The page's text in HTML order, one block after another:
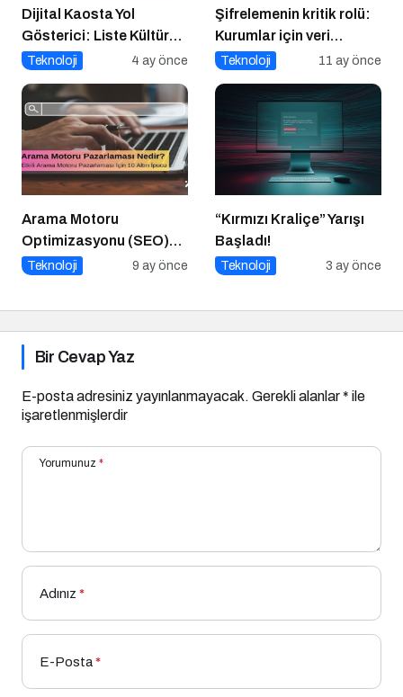
Dijital Kaosta Yol
Gösterici: Liste Kültürü
ve İnteraktif Çözümlerin
Teknoloji 4 ay önce
Şifrelemenin kritik rolü:
Kurumlar için veri
güvenliğinin temel
Teknoloji 11 ay önce
Arama Motoru
Optimizasyonu (SEO)
Nedir? Etkili SEO İçin 10
Teknoloji 9 ay önce
“Kırmızı Kraliçe” Yarışı
Başladı!
Teknoloji 3 ay önce
Bir Cevap Yaz
E-posta adresiniz yayınlanmayacak. Gerekli alanlar* ile
işaretlenmişlerdir
Yorumunuz *
Adınız *
E-Posta*